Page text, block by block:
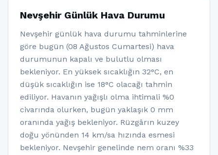
Nevşehir Günlük Hava Durumu
Nevşehir günlük hava durumu tahminlerine
göre bugün (08 Ağustos Cumartesi) hava
durumunun kapalı ve bulutlu olması
bekleniyor. En yüksek sıcaklığın 32°C, en
düşük sıcaklığın ise 18°C olacağı tahmin
ediliyor. Havanın yağışlı olma ihtimali %0
civarında olurken, bugün yaklaşık 0 mm
oranında yağış bekleniyor. Rüzgârın kuzey
doğu yönünden 14 km/sa hızında esmesi
bekleniyor. Nevşehir genelinde nem oranı %33